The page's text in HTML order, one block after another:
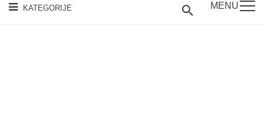
KATEGORIJE MENU